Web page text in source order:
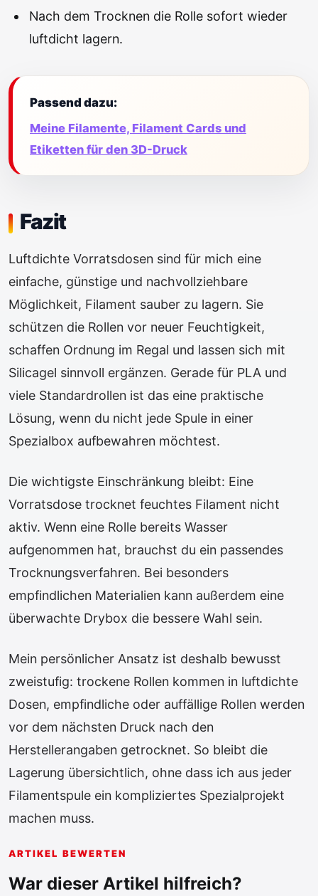
Nach dem Trocknen die Rolle sofort wieder
luftdicht lagern.
Passend dazu:
Meine Filamente, Filament Cards und
Etiketten für den 3D-Druck
Fazit
Luftdichte Vorratsdosen sind für mich eine
einfache, günstige und nachvollziehbare
Möglichkeit, Filament sauber zu lagern. Sie
schützen die Rollen vor neuer Feuchtigkeit,
schaffen Ordnung im Regal und lassen sich mit
Silicagel sinnvoll ergänzen. Gerade für PLA und
viele Standardrollen ist das eine praktische
Lösung, wenn du nicht jede Spule in einer
Spezialbox aufbewahren möchtest.
Die wichtigste Einschränkung bleibt: Eine
Vorratsdose trocknet feuchtes Filament nicht
aktiv. Wenn eine Rolle bereits Wasser
aufgenommen hat, brauchst du ein passendes
Trocknungsverfahren. Bei besonders
empfindlichen Materialien kann außerdem eine
überwachte Drybox die bessere Wahl sein.
Mein persönlicher Ansatz ist deshalb bewusst
zweistufig: trockene Rollen kommen in luftdichte
Dosen, empfindliche oder auffällige Rollen werden
vor dem nächsten Druck nach den
Herstellerangaben getrocknet. So bleibt die
Lagerung übersichtlich, ohne dass ich aus jeder
Filamentspule ein kompliziertes Spezialprojekt
machen muss.
ARTIKEL BEWERTEN
War dieser Artikel hilfreich?